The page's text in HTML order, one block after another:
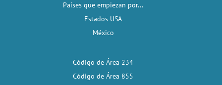
Países que empiezan por...
Estados USA
México
Código de Área 234
Código de Área 855